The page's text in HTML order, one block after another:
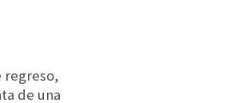
regreso,
de una